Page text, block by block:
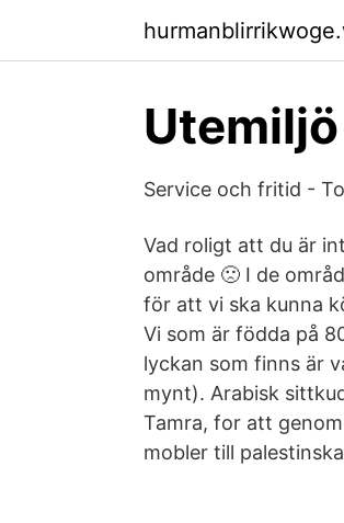
Service och fritid -
Vad roligt att du är
område 🙁 I de
för att vi ska kunna
Vi som är födda på
lyckan som finns är
mynt). Arabisk
Tamra, for att
mobler till